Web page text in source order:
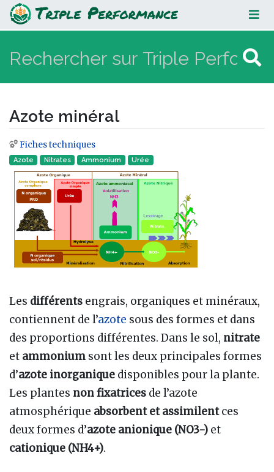
Azote minéral
Azote minéral
Aller à :navigation
Fiches techniques
Azote Nitrates Ammonium Urée
Les différents engrais, organiques et minéraux,
contiennent de l’azote sous des formes et dans
des proportions différentes. Dans le sol, nitrate
et ammonium sont les deux principales formes
d’azote inorganique disponibles pour la plante.
Les plantes non fixatrices de l’azote
atmosphérique absorbent et assimilentces
deux formes d’azote anionique (NO3-) et
cationique (NH4+).